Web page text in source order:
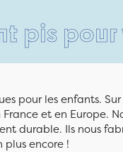
vos
pour les enfants.
et en Europe.
durable. Ils nous
encore !